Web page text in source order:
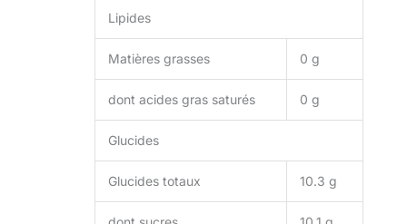
Lipides
Matières grasses 0 g
dont acides gras saturés 0 g
Glucides
Glucides totaux 10.3 g